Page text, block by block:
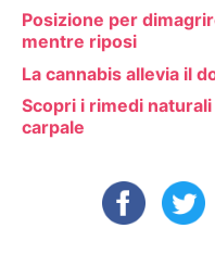
Posizione per
mentre riposi
La cannabis allevia il
Scopri i rimedi
carpale